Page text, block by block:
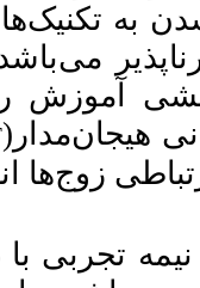
تمایلات
هدف از این
مدیریت
زوج درمانی
پیش‌آزمون و